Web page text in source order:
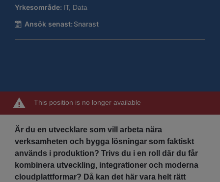
Yrkesområde: IT, Data
Ansök senast: Snarast
This position is no longer available
Är du en utvecklare som vill arbeta nära
verksamheten och bygga lösningar som faktiskt
används i produktion? Trivs du i en roll där du får
kombinera utveckling, integrationer och moderna
cloudplattformar? Då kan det här vara helt rätt